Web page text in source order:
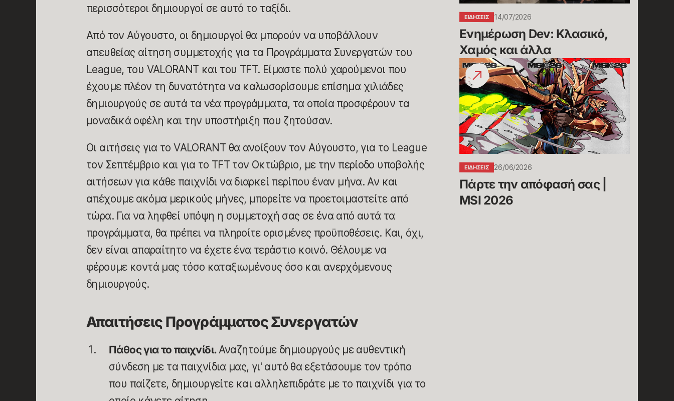
περισσότεροι δημιουργοί σε αυτό το ταξίδι.
Από τον Αύγουστο, οι δημιουργοί θα μπορούν να υποβάλλουν
απευθείας αίτηση συμμετοχής για τα Προγράμματα Συνεργατών του
League, του VALORANT και του TFT. Είμαστε πολύ χαρούμενοι που
έχουμε πλέον τη δυνατότητα να καλωσορίσουμε επίσημα χιλιάδες
δημιουργούς σε αυτά τα νέα προγράμματα, τα οποία προσφέρουν τα
μοναδικά οφέλη και την υποστήριξη που ζητούσαν.
Οι αιτήσεις για το VALORANT θα ανοίξουν τον Αύγουστο, για το League
τον Σεπτέμβριο και για το TFT τον Οκτώβριο, με την περίοδο υποβολής
αιτήσεων για κάθε παιχνίδι να διαρκεί περίπου έναν μήνα. Αν και
απέχουμε ακόμα μερικούς μήνες, μπορείτε να προετοιμαστείτε από
τώρα. Για να ληφθεί υπόψη η συμμετοχή σας σε ένα από αυτά τα
προγράμματα, θα πρέπει να πληροίτε ορισμένες προϋποθέσεις. Και, όχι,
δεν είναι απαραίτητο να έχετε ένα τεράστιο κοινό. Θέλουμε να
φέρουμε κοντά μας τόσο καταξιωμένους όσο και ανερχόμενους
δημιουργούς.
Απαιτήσεις Προγράμματος Συνεργατών
Πάθος για το παιχνίδι. Αναζητούμε δημιουργούς με αυθεντική
σύνδεση με τα παιχνίδια μας, γι' αυτό θα εξετάσουμε τον τρόπο
που παίζετε, δημιουργείτε και αλληλεπιδράτε με το παιχνίδι για το
ΕΙΔΉΣΕΙΣ 14/07/2026
Ενημέρωση Dev: Κλασικό,
Χαμός και άλλα
Πάρτε
την
απόφασή
σας
|
MSI
2026
ΕΙΔΉΣΕΙΣ 26/06/2026
Πάρτε την απόφασή σας |
MSI 2026